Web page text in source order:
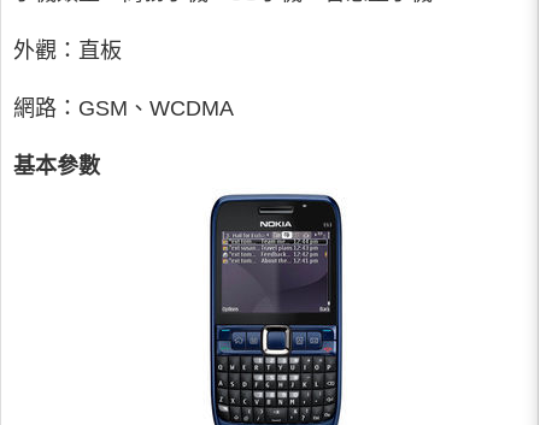
外觀：直板
網路：GSM、WCDMA
基本參數